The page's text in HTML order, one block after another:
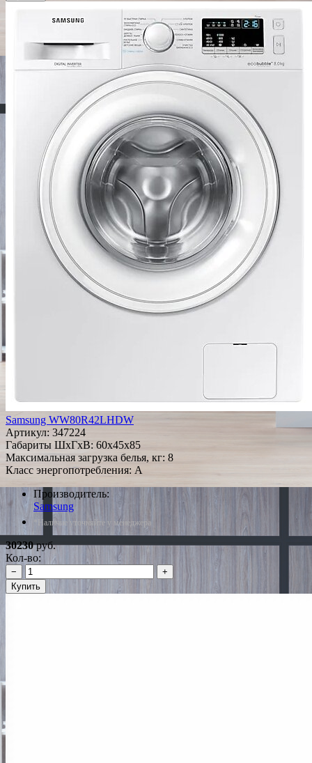
Samsung WW80R42LHDW
Артикул: 347224
Габариты ШxГxВ: 60x45x85
Максимальная загрузка белья, кг: 8
Класс энергопотребления: A
Производитель:
Samsung
*Наличие уточняйте у менеджера
30230руб.
Кол-во:
−
+
Купить